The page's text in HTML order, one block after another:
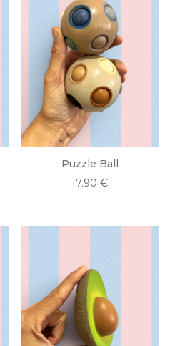
Puzzle Ball
17.90€